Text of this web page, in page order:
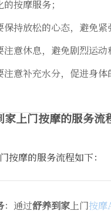
按摩服务；
持放松的心态，避免紧
意休息，避免剧烈运动
注意补充水分，促进身体
家上门按摩的服务流
按摩的服务流程如下：
：通过舒养到家上门按摩